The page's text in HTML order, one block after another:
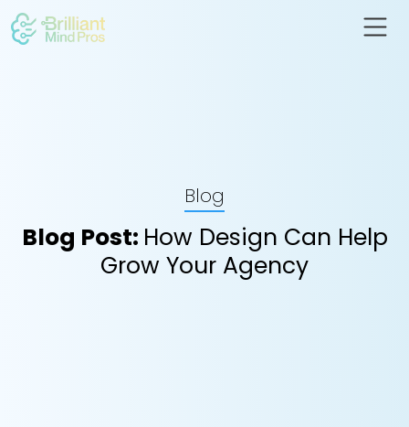
Blog
Blog Post: How Design Can Help
Grow Your Agency